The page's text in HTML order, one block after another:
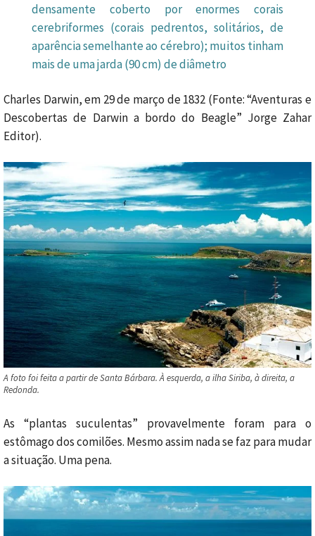
densamente coberto por enormes corais
cerebriformes (corais pedrentos, solitários, de
aparência semelhante ao cérebro); muitos tinham
mais de uma jarda (90 cm) de diâmetro
Charles Darwin, em 29 de março de 1832 (Fonte: “Aventuras e
Descobertas de Darwin a bordo do Beagle” Jorge Zahar
Editor).
A foto foi feita a partir de Santa Bárbara. À esquerda, a ilha Siriba, à direita, a
Redonda.
As “plantas suculentas” provavelmente foram para o
estômago dos comilões. Mesmo assim nada se faz para mudar
a situação. Uma pena.